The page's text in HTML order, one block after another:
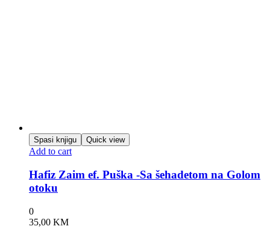
Spasi knjigu Quick view
Add to cart
Hafiz Zaim ef. Puška -Sa šehadetom na Golom
otoku
0
35,00 KM